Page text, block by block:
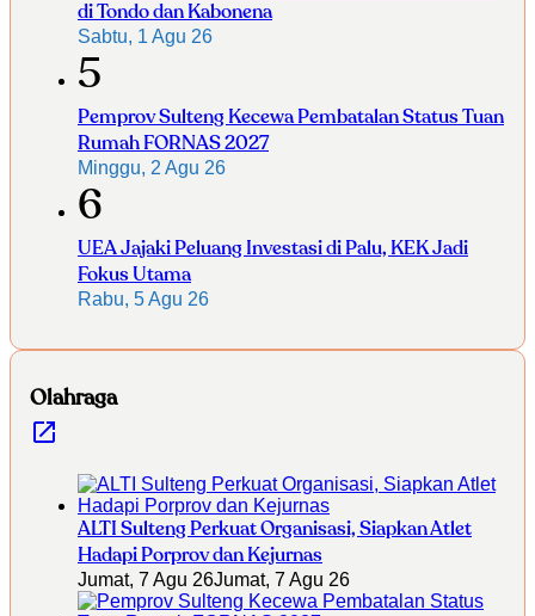
di Tondo dan Kabonena
Sabtu, 1 Agu 26
5
Pemprov Sulteng Kecewa Pembatalan Status Tuan
Rumah FORNAS 2027
Minggu, 2 Agu 26
6
UEA Jajaki Peluang Investasi di Palu, KEK Jadi
Fokus Utama
Rabu, 5 Agu 26
Olahraga
ALTI Sulteng Perkuat Organisasi, Siapkan Atlet
Hadapi Porprov dan Kejurnas
Jumat, 7 Agu 26Jumat, 7 Agu 26